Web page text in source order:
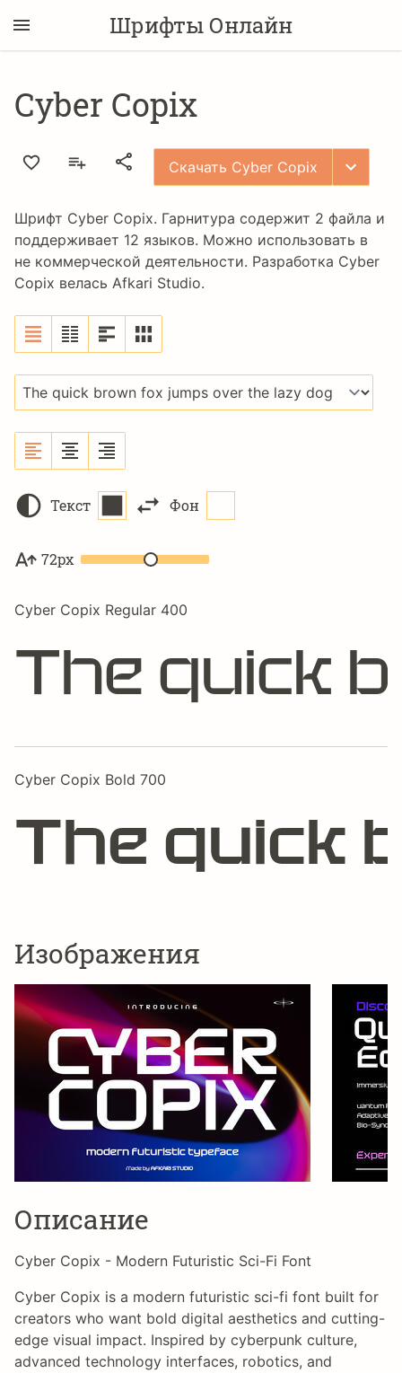
Шрифты Онлайн
Cyber Copix
Скачать Cyber Copix
Шрифт Cyber Copix. Гарнитура содержит 2 файла и
поддерживает 12 языков. Можно использовать в
не коммерческой деятельности. Разработка Cyber
Copix велась Afkari Studio.
Текст Фон
72px
Cyber Copix Regular 400
The quick
Cyber Copix Bold 700
The quick
Изображения
Описание
Cyber Copix - Modern Futuristic Sci-Fi Font
Cyber Copix is a modern futuristic sci-fi font built for
creators who want bold digital aesthetics and cutting-
edge visual impact. Inspired by cyberpunk culture,
advanced technology interfaces, robotics, and